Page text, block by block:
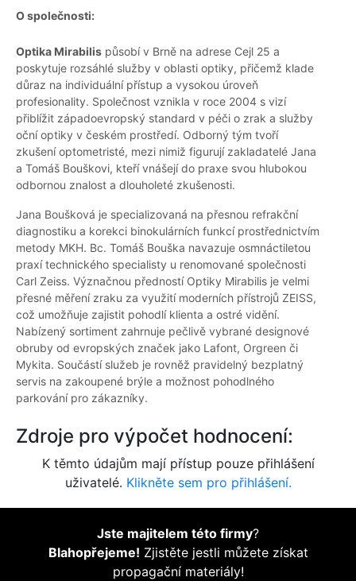
O společnosti:
Optika Mirabilis působí v Brně na adrese Cejl 25 a
poskytuje rozsáhlé služby v oblasti optiky, přičemž klade
důraz na individuální přístup a vysokou úroveň
profesionality. Společnost vznikla v roce 2004 s vizí
přiblížit západoevropský standard v péči o zrak a služby
oční optiky v českém prostředí. Odborný tým tvoří
zkušení optometristé, mezi nimiž figurují zakladatelé Jana
a Tomáš Bouškovi, kteří vnášejí do praxe svou hlubokou
odbornou znalost a dlouholeté zkušenosti.
Jana Boušková je specializovaná na přesnou refrakční
diagnostiku a korekci binokulárních funkcí prostřednictvím
metody MKH. Bc. Tomáš Bouška navazuje osmnáctiletou
praxí technického specialisty u renomované společnosti
Carl Zeiss. Význačnou předností Optiky Mirabilis je velmi
přesné měření zraku za využití moderních přístrojů ZEISS,
což umožňuje zajistit pohodlí klienta a ostré vidění.
Nabízený sortiment zahrnuje pečlivě vybrané designové
obruby od evropských značek jako Lafont, Orgreen či
Mykita. Součástí služeb je rovněž pravidelný bezplatný
servis na zakoupené brýle a možnost pohodlného
parkování pro zákazníky.
Zdroje pro výpočet hodnocení:
K těmto údajům mají přístup pouze přihlášení
uživatelé. Klikněte sem pro přihlášení.
Jste majitelem této firmy?
Blahopřejeme! Zjistěte jestli můžete získat
propagační materiály!